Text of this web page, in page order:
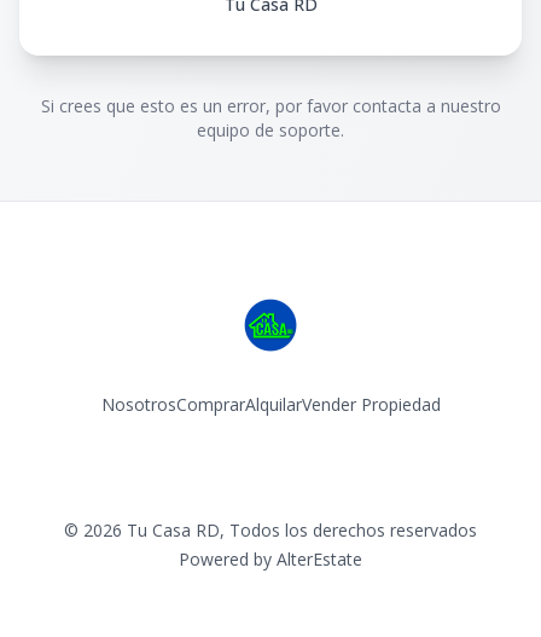
Si crees que esto es un error, por favor contacta a nuestro
equipo de soporte.
NosotrosComprarAlquilarVender Propiedad
© 2026 Tu Casa RD, Todos los derechos reservados
Powered by AlterEstate